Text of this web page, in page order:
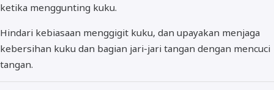
ketika menggunting kuku.
Hindari kebiasaan menggigit kuku, dan upayakan menjaga
kebersihan kuku dan bagian jari-jari tangan dengan mencuci
tangan.